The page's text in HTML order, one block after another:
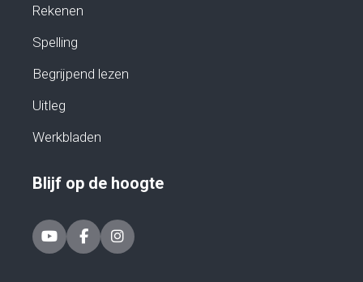
Rekenen
Spelling
Begrijpend lezen
Uitleg
Werkbladen
Blijf op de hoogte